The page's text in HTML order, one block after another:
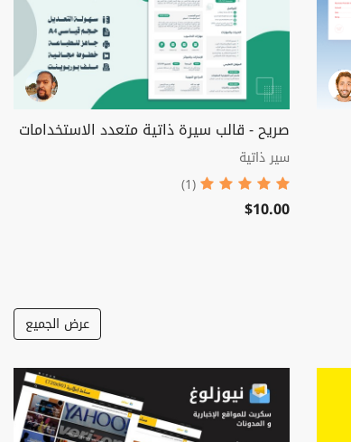
صريح - قالب سيرة ذاتية متعدد الاستخدامات
سير ذاتية
(1)
$10.00
عرض الجميع